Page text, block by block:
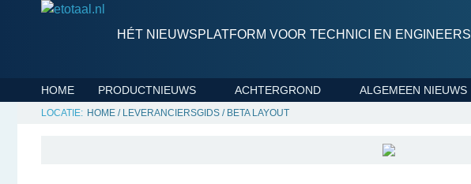
HÉT NIEUWSPLATFORM VOOR TECHNICI EN ENGINEERS
HOME PRODUCTNIEUWS ACHTERGROND ALGEMEEN NIEUWS
HOME / LEVERANCIERSGIDS / BETA LAYOUT